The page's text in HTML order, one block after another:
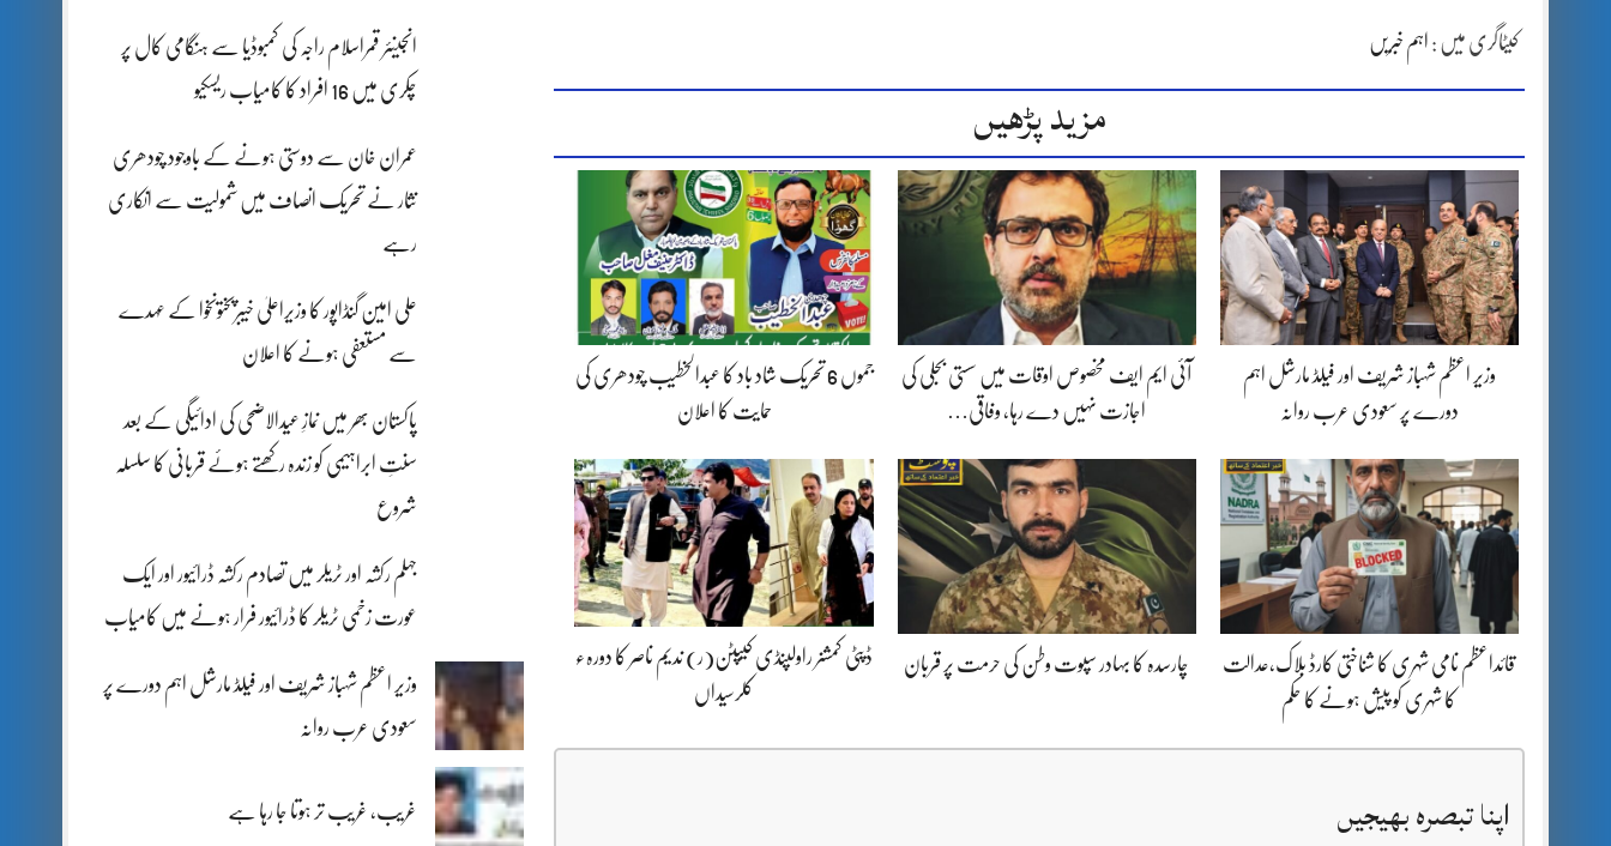
انجینئر قمراسلام راجہ کی کمبوڈیا سے ہنگامی کال پر
چکری میں 16 افراد کا کامیاب ریسکیو
عمران خان سے دوستی ہونے کے باوجود چودھری
نثار نے تحریک انصاف میں شمولیت سے انکاری
رہے
علی امین گنڈاپور کا وزیراعلیٰ خیبرپختونخوا کے عہدے
سے مستعفی ہونے کا اعلان
پاکستان بھر میں نمازِ عیدالاضحی کی ادائیگی کے بعد
سنتِ ابراہیمی کو زندہ رکھتے ہوئے قربانی کا سلسلہ
شروع
جہلم رکشہ اور ٹریلر میں تصادم رکشہ ڈرائیور اور ایک
عورت زخمی ٹریلر کا ڈرائیور فرار ہونے میں کامیاب
وزیر اعظم شہباز شریف اور فیلڈ مارشل اہم دورے پر
سعودی عرب روانہ
غریب، غریب تر ہوتا جا رہا ہے
کیٹاگری میں : اہم خبریں
مزید پڑھیں
وزیر اعظم شہباز شریف اور فیلڈ مارشل اہم
دورے پر سعودی عرب روانہ
آئی ایم ایف مخصوص اوقات میں سستی بجلی کی
اجازت نہیں دے رہا، وفاقی…
جموں 6 تحریک شاد باد کا عبدالخطیب چودھری کی
حمایت کا اعلان
قائداعظم نامی شہری کا شناختی کارڈ بلاک،عدالت
کا شہری کو پیش ہونے کا حکم
چارسدہ کا بہادر سپوت وطن کی حرمت پر قربان
ڈپٹی کمشنر راولپنڈی کیپٹن(ر) ندیم ناصر کا دورہء
کلرسیداں
اپنا تبصرہ بھیجیں